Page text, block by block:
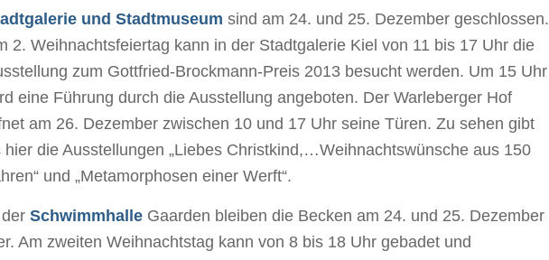
und Stadtmuseum sind am 24. und 25. Dezember geschlossen.
2. Weihnachtsfeiertag kann in der Stadtgalerie Kiel von 11 bis 17 Uhr die
zum Gottfried-Brockmann-Preis 2013 besucht werden. Um 15 Uhr
eine Führung durch die Ausstellung angeboten. Der Warleberger Hof
am 26. Dezember zwischen 10 und 17 Uhr seine Türen. Zu sehen gibt
hier die Ausstellungen „Liebes Christkind,…Weihnachtswünsche aus 150
und „Metamorphosen einer Werft“.
derSchwimmhalle Gaarden bleiben die Becken am 24. und 25. Dezember
Am zweiten Weihnachtstag kann von 8 bis 18 Uhr gebadet und